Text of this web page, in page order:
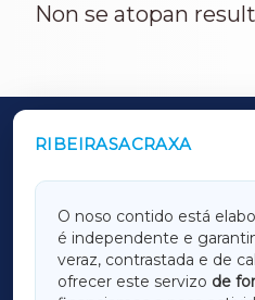
Non se atopan
RIBEIRASACRAXA
O noso contido está
é independente e
veraz, contrastada e de
ofrecer este servizo de
OUTROS